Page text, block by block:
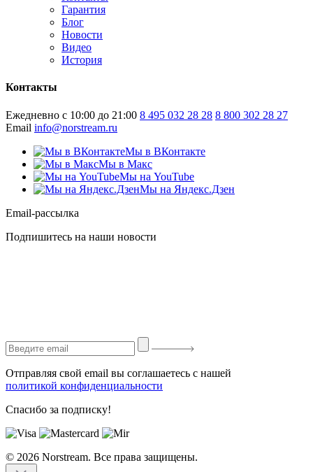
Гарантия
Блог
Новости
Видео
История
Контакты
Ежедневно с 10:00 до 21:00 8 495 032 28 28 8 800 302 28 27
Email info@norstream.ru
Мы в ВКонтакте
Мы в Макс
Мы на YouTube
Мы на Яндекс.Дзен
Email-рассылка
Подпишитесь на наши новости
Отправляя свой email вы соглашаетесь с нашей
политикой конфиденциальности
Спасибо за подписку!
© 2026 Norstream. Все права защищены.